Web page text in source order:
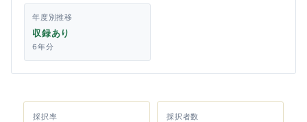
年度別推移
収録あり
6年分
採択率 採択者数